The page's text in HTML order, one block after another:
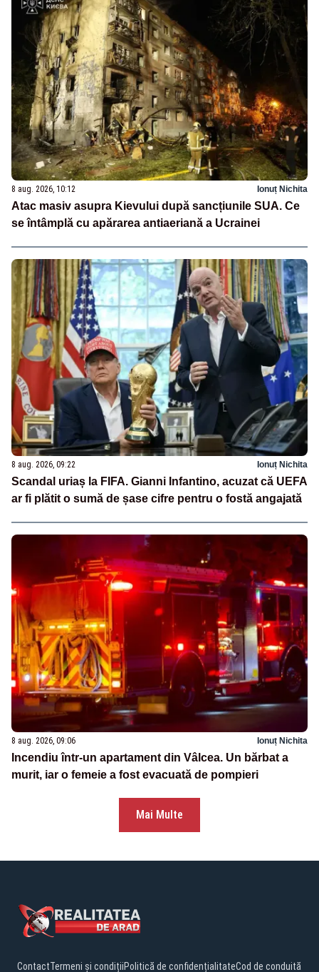
8 aug. 2026, 10:12 Ionuț Nichita
Atac masiv asupra Kievului după sancțiunile SUA. Ce
se întâmplă cu apărarea antiaeriană a Ucrainei
8 aug. 2026, 09:22 Ionuț Nichita
Scandal uriaș la FIFA. Gianni Infantino, acuzat că UEFA
ar fi plătit o sumă de șase cifre pentru o fostă angajată
8 aug. 2026, 09:06 Ionuț Nichita
Incendiu într-un apartament din Vâlcea. Un bărbat a
murit, iar o femeie a fost evacuată de pompieri
Mai Multe
ContactTermeni și condițiiPolitică de confidențialitateCod de conduită